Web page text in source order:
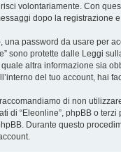
volontariamente. Con
dopo la registrazione
password da usare per
sono protette dalle Leggi
altra informazione sia
del tuo account, hai
di non
di “Eleonline”, phpBB o
Durante questo